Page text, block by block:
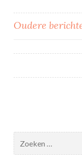
Oudere
naar: